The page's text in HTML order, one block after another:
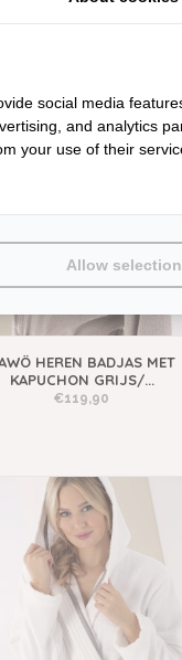
HEREN BADJAS MET
KAPUCHON GRIJS/...
€119,90
social media
and analytics
your use of their
Allow selection